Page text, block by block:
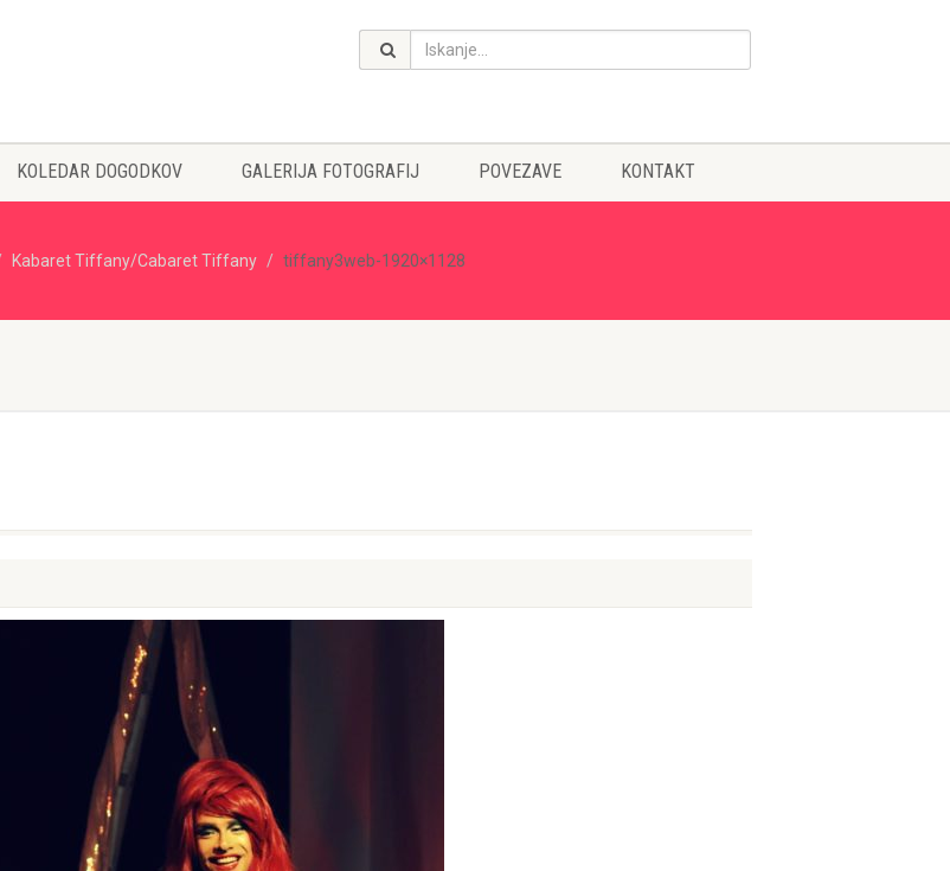
KOLEDAR DOGODKOV GALERIJA FOTOGRAFIJ POVEZAVE KONTAKT
Kabaret Tiffany/Cabaret Tiffany tiffany3web-1920×1128